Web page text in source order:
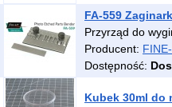
FA-559
Przyrząd do
Producent:
Dostępność:
Kubek 30ml do